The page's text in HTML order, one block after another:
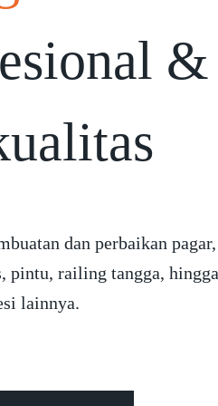
&
dan perbaikan pagar,
pintu, railing tangga, hingga
lainnya.